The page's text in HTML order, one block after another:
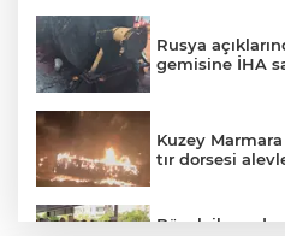
Rusya
gemisine İHA
Kuzey
tır dorsesi
Böcek